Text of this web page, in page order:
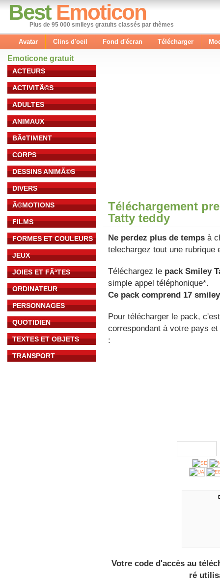
Best Emoticon
Plus de 95 000 smileys gratuits classés par thèmes
Avatar Clins d'oeil Fond d'écran Télécharger
Emoticone gratuit
ACTEURS
ACTIVITÃ©S
ADULTES
ANIMAUX
BÃ¢TIMENT
CORPS
DESSINS ANIMÃ©S
DIVERS
Ã©MOTIONS
FILMS
FORMES ET COULEURS
JEUX
JOIES ET FÃªTES
ORDINATEUR
PERSONNAGES
QUOTIDIEN
TEXTES ET OBJETS
TRANSPORT
Téléchargement
Tatty teddy
Ne perdez plus de temps à
telechargez tout une rubrique
Téléchargez le pack Smiley
simple appel téléphonique*.
Ce pack comprend 17
Pour télécharger le pack,
correspondant à votre pays
:
Votre code d'accès au
ré